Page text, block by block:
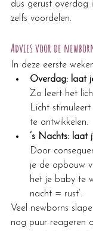
dus gerust overdag
zelfs voordelen.
Advies voor de
In deze eerste
Overdag: laat
Zo leert het
Licht
te ontwikkelen.
’s Nachts:
Door
je de opbouw
het je baby te
nacht = rust’.
Veel newborns
nog puur reageren